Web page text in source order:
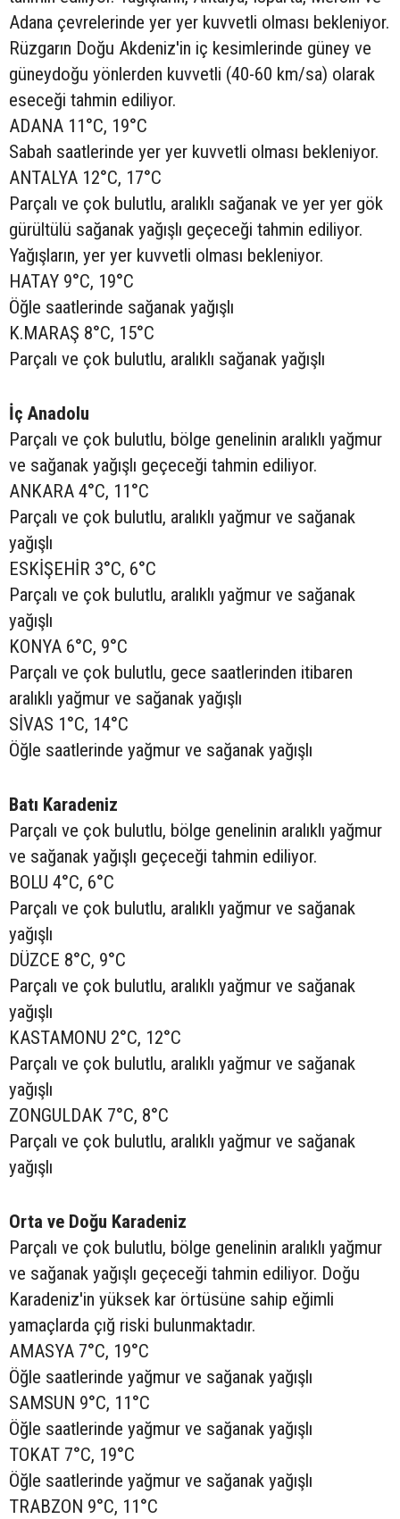
Adana çevrelerinde yer yer kuvvetli olması bekleniyor.
Rüzgarın Doğu Akdeniz'in iç kesimlerinde güney ve
güneydoğu yönlerden kuvvetli (40-60 km/sa) olarak
eseceği tahmin ediliyor.
ADANA 11°C, 19°C
Sabah saatlerinde yer yer kuvvetli olması bekleniyor.
ANTALYA 12°C, 17°C
Parçalı ve çok bulutlu, aralıklı sağanak ve yer yer gök
gürültülü sağanak yağışlı geçeceği tahmin ediliyor.
Yağışların, yer yer kuvvetli olması bekleniyor.
HATAY 9°C, 19°C
Öğle saatlerinde sağanak yağışlı
K.MARAŞ 8°C, 15°C
Parçalı ve çok bulutlu, aralıklı sağanak yağışlı
İç Anadolu
Parçalı ve çok bulutlu, bölge genelinin aralıklı yağmur
ve sağanak yağışlı geçeceği tahmin ediliyor.
ANKARA 4°C, 11°C
Parçalı ve çok bulutlu, aralıklı yağmur ve sağanak
yağışlı
ESKİŞEHİR 3°C, 6°C
Parçalı ve çok bulutlu, aralıklı yağmur ve sağanak
yağışlı
KONYA 6°C, 9°C
Parçalı ve çok bulutlu, gece saatlerinden itibaren
aralıklı yağmur ve sağanak yağışlı
SİVAS 1°C, 14°C
Öğle saatlerinde yağmur ve sağanak yağışlı
Batı Karadeniz
Parçalı ve çok bulutlu, bölge genelinin aralıklı yağmur
ve sağanak yağışlı geçeceği tahmin ediliyor.
BOLU 4°C, 6°C
Parçalı ve çok bulutlu, aralıklı yağmur ve sağanak
yağışlı
DÜZCE 8°C, 9°C
Parçalı ve çok bulutlu, aralıklı yağmur ve sağanak
yağışlı
KASTAMONU 2°C, 12°C
Parçalı ve çok bulutlu, aralıklı yağmur ve sağanak
yağışlı
ZONGULDAK 7°C, 8°C
Parçalı ve çok bulutlu, aralıklı yağmur ve sağanak
yağışlı
Orta ve Doğu Karadeniz
Parçalı ve çok bulutlu, bölge genelinin aralıklı yağmur
ve sağanak yağışlı geçeceği tahmin ediliyor. Doğu
Karadeniz'in yüksek kar örtüsüne sahip eğimli
yamaçlarda çığ riski bulunmaktadır.
AMASYA 7°C, 19°C
Öğle saatlerinde yağmur ve sağanak yağışlı
SAMSUN 9°C, 11°C
Öğle saatlerinde yağmur ve sağanak yağışlı
TOKAT 7°C, 19°C
Öğle saatlerinde yağmur ve sağanak yağışlı
TRABZON 9°C, 11°C